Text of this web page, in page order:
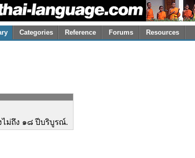
Categories Reference Forums Resources
ม่ถึง ๑๘ ปีบริบูรณ์.